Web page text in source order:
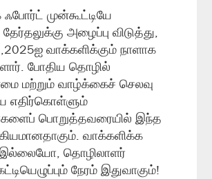
முன்கூட்டியே
அழைப்பு விடுத்து,
வாக்களிக்கும் நாளாக
போதிய தொழில்
மற்றும் வாழ்க்கைச் செலவு
எதிர்கொள்ளும்
பொறுத்தவரையில் இந்த
வாக்களிக்க
இல்லையோ, தொழிலாளர்
நேரம் இதுவாகும்!